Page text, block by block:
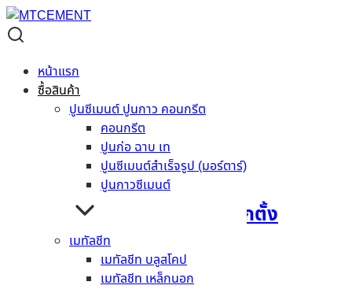
หน้าแรก
ซื้อสินค้า
ปูนซีเมนต์ ปูนกาว คอนกรีต
คอนกรีต
ปูนก่อ ฉาบ เท
ปูนซีเมนต์สำเร็จรูป (มอร์ตาร์)
ปูนกาวซีเมนต์
เมทัลชีท
เมทัลชีท บลูสโคป
เมทัลชีท เหล็กนอก
ไม้บันได
ไม้บันได
แสดงทั้งหมด 6 ผลลัพท์
ไม้ตกแต่งบันได คอนวูด ลูกตั้ง